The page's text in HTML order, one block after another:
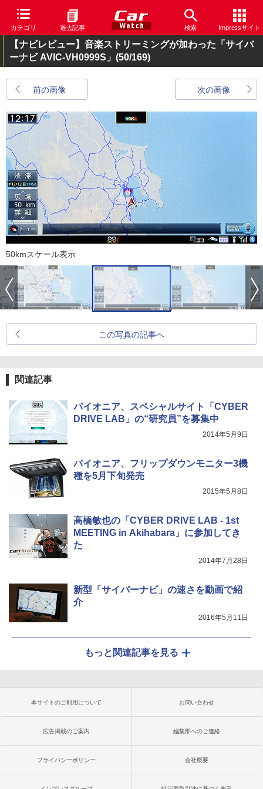
カテゴリ 過去記事 検索 Impressサイト
【ナビレビュー】音楽ストリーミングが加わった「サイバ
ーナビ AVIC-VH0999S」 (50/169)
前の画像 次の画像
50kmスケール表示
この写真の記事へ
関連記事
パイオニア、スペシャルサイト「CYBER
DRIVE LAB」の“研究員”を募集中
2014年5月9日
パイオニア、フリップダウンモニター3機
種を5月下旬発売
2015年5月8日
高橋敏也の「CYBER DRIVE LAB - 1st
MEETING in Akihabara」に参加してき
た
2014年7月28日
新型「サイバーナビ」の速さを動画で紹
介
2016年5月11日
もっと関連記事を見る
本サイトのご利用について お問い合わせ
広告掲載のご案内 編集部へのご連絡
プライバシーポリシー 会社概要